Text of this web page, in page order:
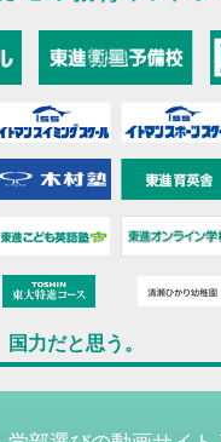
力だと思う。